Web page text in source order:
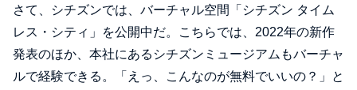
さて、シチズンでは、バーチャル空間「シチズン タイム
レス・シティ」を公開中だ。こちらでは、2022年の新作
発表のほか、本社にあるシチズンミュージアムもバーチャ
ルで経験できる。「えっ、こんなのが無料でいいの？」と